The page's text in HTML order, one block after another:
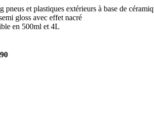
pneus et plastiques extérieurs à base de
gloss avec effet nacré
en 500ml et 4L